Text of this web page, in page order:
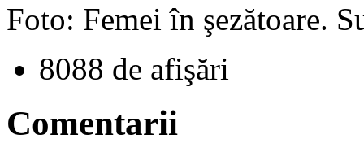
Foto: Femei în şezătoare.
8088 de afişări
Comentarii